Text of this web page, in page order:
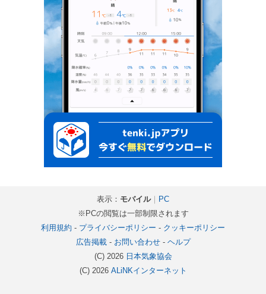
表示： モバイル｜ PC
※PCの閲覧は一部制限されます
利用規約 - プライバシーポリシー - クッキーポリシー
広告掲載- お問い合わせ- ヘルプ
(C) 2026 日本気象協会
(C) 2026 ALiNKインターネット